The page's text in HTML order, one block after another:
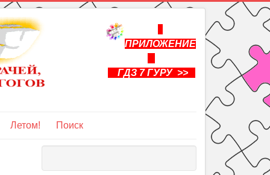
ПРИЛОЖЕНИЕ
ГДЗ 7 ГУРУ >>
Летом! Поиск